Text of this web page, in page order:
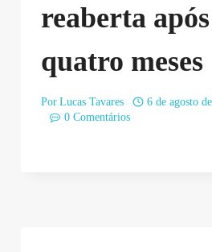
reaberta
quatro meses
Por Lucas Tavares
6 de agosto
0 Comentários